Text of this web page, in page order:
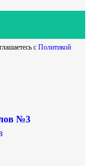
с Политикой
№3